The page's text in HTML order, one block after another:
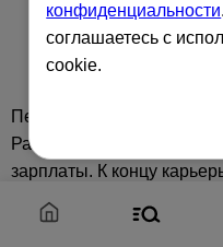
38 500
Пенсионные отчисления
Работодатель платит
зарплаты. К концу
Экспорт пенсии
уточнять в нав.
конфиденциальности
соглашаетесь с
cookie.